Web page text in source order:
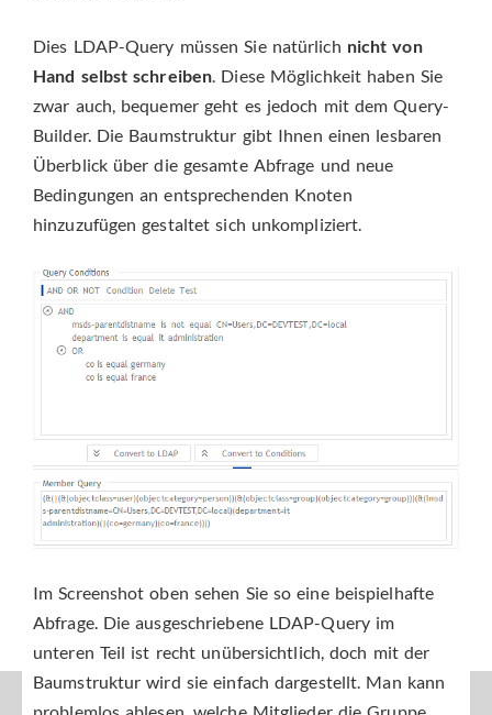
Dies LDAP-Query müssen Sie natürlich nicht von
Hand selbst schreiben. Diese Möglichkeit haben Sie
zwar auch, bequemer geht es jedoch mit dem Query-
Builder. Die Baumstruktur gibt Ihnen einen lesbaren
Überblick über die gesamte Abfrage und neue
Bedingungen an entsprechenden Knoten
hinzuzufügen gestaltet sich unkompliziert.
Im Screenshot oben sehen Sie so eine beispielhafte
Abfrage. Die ausgeschriebene LDAP-Query im
unteren Teil ist recht unübersichtlich, doch mit der
Baumstruktur wird sie einfach dargestellt. Man kann